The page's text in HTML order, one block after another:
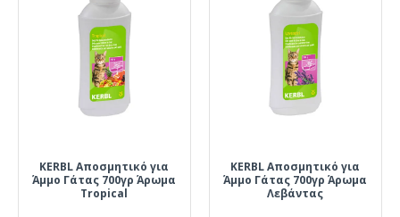
KERBL Αποσμητικό για
Άμμο Γάτας 700γρ Άρωμα
Tropical
KERBL Αποσμητικό για
Άμμο Γάτας 700γρ Άρωμα
Λεβάντας